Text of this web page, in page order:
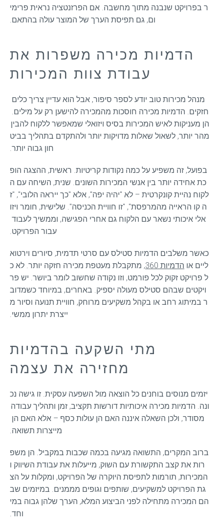
ר בפרויקט שנבנה מתוך מחשבה. אם הפרזנטציה נראית פרימי
ום, גם תפיסת הערך של המוצר עולה בהתאם.
הדמיות מכירה משפרות את
עבודת צוות המכירות
מהר יותר, לשאול שאלות מדויקות יותר ולהתקדם בתהליך בביט
חון גבוה יותר.
בפועל, זה משפיע על כמה נקודות קריטיות. ראשית, ההצגה הופ
כת אחידה יותר בין אנשי המכירות השונים. שנית, השיחה עם ה
לקוח נהיית קונקרטית – לא "יהיה יפה", אלא "כך ייראה הלובי", "ז
ה קו הראייה מהמרפסת", "זו חוויית הכניסה". שלישית, חומר ויזו
עבור הפרויקט.
כאשר משלבים הדמיות סטילס עם סרטי תדמית, סיורים וירטוא
ליים או הדמיות 360
, מתקבלת מעטפת מכירה חזקה יותר. לא כ
ל פרויקט זקוק לכל פורמט, וזו נקודה שחשוב לומר ביושר. יש פר
ויקטים שבהם סטילס מעולה יספיק. באחרים, במיוחד כשמדוב
ר במיתוג רחב או בקהל משקיעים מרוחק, חוויית תנועה וסיור מ
ייצרת יתרון ממשי.
מתי השקעה בהדמיות
מחזירה את עצמה
יזמים מנוסים בוחנים כל הוצאה מול השפעה עסקית. זו גישה נכ
מייצרות תשואה.
ברוב המקרים, התשואה מגיעה בכמה שכבות במקביל. הן משפ
רות את קצב התקשורת עם השוק, מייעלות את עבודת השיווק ו
המכירות, תורמות לתפיסת היוקרה של הפרויקט, ומקלות על הצ
גת הפרויקט למשקיעים, שותפים וגופים מממנים. במיזמים שב
הם המכירה מתחילה לפני הביצוע המלא, הערך שלהן גבוה במי
וחד.